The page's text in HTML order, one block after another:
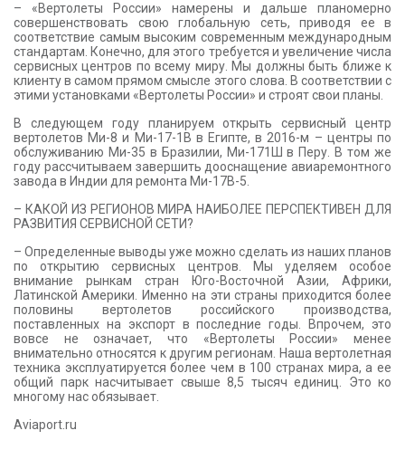
– «Вертолеты России» намерены и дальше планомерно
совершенствовать свою глобальную сеть, приводя ее в
соответствие самым высоким современным международным
стандартам. Конечно, для этого требуется и увеличение числа
сервисных центров по всему миру. Мы должны быть ближе к
клиенту в самом прямом смысле этого слова. В соответствии с
этими установками «Вертолеты России» и строят свои планы.
В следующем году планируем открыть сервисный центр
вертолетов Ми-8 и Ми-17-1В в Египте, в 2016-м – центры по
обслуживанию Ми-35 в Бразилии, Ми-171Ш в Перу. В том же
году рассчитываем завершить дооснащение авиаремонтного
завода в Индии для ремонта Ми-17В-5.
– КАКОЙ ИЗ РЕГИОНОВ МИРА НАИБОЛЕЕ ПЕРСПЕКТИВЕН ДЛЯ
РАЗВИТИЯ СЕРВИСНОЙ СЕТИ?
– Определенные выводы уже можно сделать из наших планов
по открытию сервисных центров. Мы уделяем особое
внимание рынкам стран Юго-Восточной Азии, Африки,
Латинской Америки. Именно на эти страны приходится более
половины вертолетов российского производства,
поставленных на экспорт в последние годы. Впрочем, это
вовсе не означает, что «Вертолеты России» менее
внимательно относятся к другим регионам. Наша вертолетная
техника эксплуатируется более чем в 100 странах мира, а ее
общий парк насчитывает свыше 8,5 тысяч единиц. Это ко
многому нас обязывает.
Aviaport.ru